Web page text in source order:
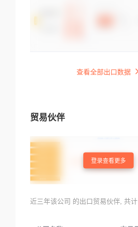
查看全部出口数据
贸易伙伴
登录查看更多
近三年该公司 的出口贸易伙伴, 共计